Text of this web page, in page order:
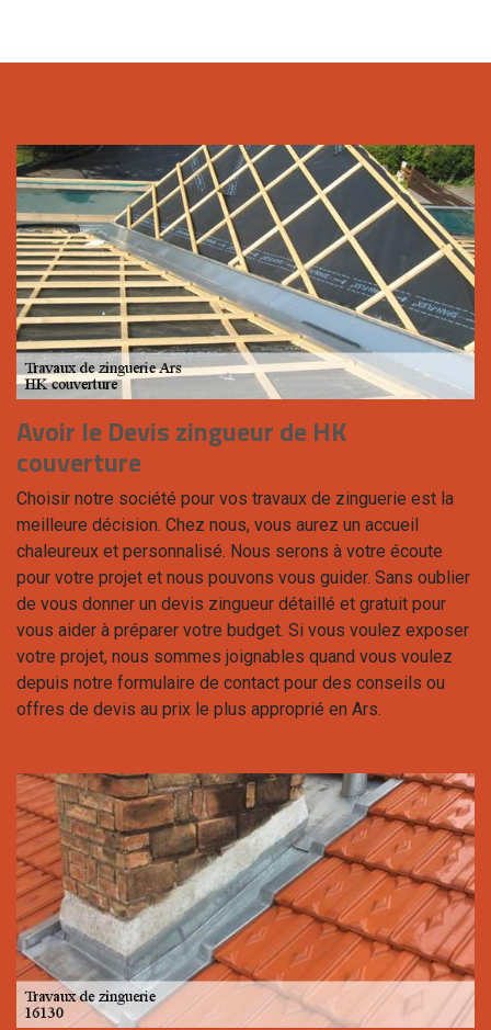
Avoir le Devis zingueur de HK
couverture
Choisir notre société pour vos travaux de zinguerie est la
meilleure décision. Chez nous, vous aurez un accueil
chaleureux et personnalisé. Nous serons à votre écoute
pour votre projet et nous pouvons vous guider. Sans oublier
de vous donner un devis zingueur détaillé et gratuit pour
vous aider à préparer votre budget. Si vous voulez exposer
votre projet, nous sommes joignables quand vous voulez
depuis notre formulaire de contact pour des conseils ou
offres de devis au prix le plus approprié en Ars.